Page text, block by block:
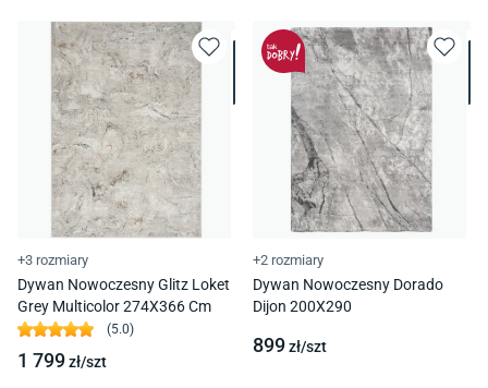
+3 rozmiary
Dywan Nowoczesny Glitz Loket
Grey Multicolor 274X366 Cm
(5.0)
1 799zł/szt
+2 rozmiary
Dywan Nowoczesny Dorado
Dijon 200X290
899zł/szt